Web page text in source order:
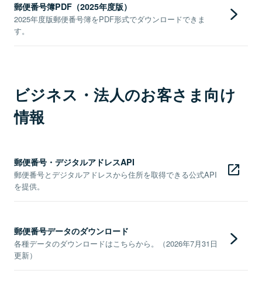
郵便番号簿PDF（2025年度版）
2025年度版郵便番号簿をPDF形式でダウンロードできま
す。
ビジネス・法人のお客さま向け
情報
郵便番号・デジタルアドレスAPI
郵便番号とデジタルアドレスから住所を取得できる公式API
を提供。
郵便番号データのダウンロード
各種データのダウンロードはこちらから。（2026年7月31日
更新）